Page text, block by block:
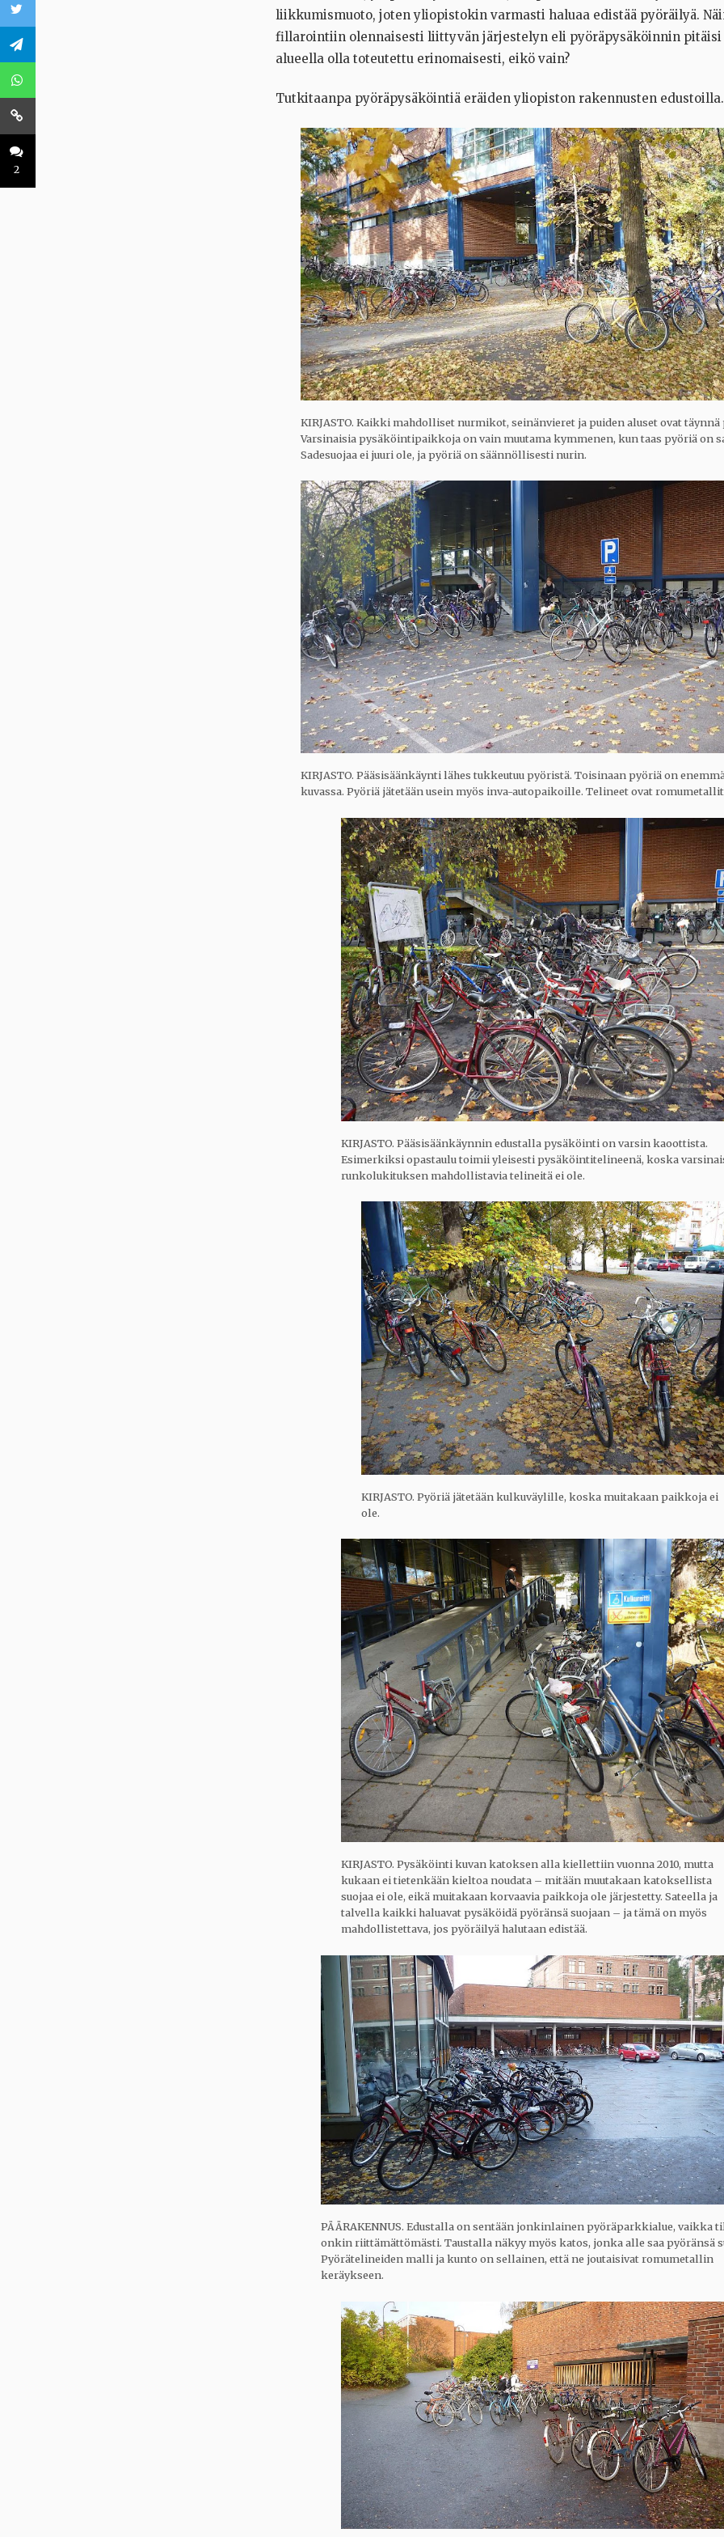
2
liikkumismuoto, joten yliopistokin varmasti haluaa edistää pyöräilyä.
fillarointiin olennaisesti liittyvän järjestelyn eli pyöräpysäköinnin
alueella olla toteutettu erinomaisesti, eikö vain?
Tutkitaanpa pyöräpysäköintiä eräiden yliopiston rakennusten edustoilla.
KIRJASTO. Kaikki mahdolliset nurmikot, seinänvieret ja puiden aluset ovat täynnä
Varsinaisia pysäköintipaikkoja on vain muutama kymmenen, kun taas pyöriä on
Sadesuojaa ei juuri ole, ja pyöriä on säännöllisesti nurin.
KIRJASTO. Pääsisäänkäynti lähes tukkeutuu pyöristä. Toisinaan pyöriä on
kuvassa. Pyöriä jätetään usein myös inva-autopaikoille. Telineet ovat
KIRJASTO. Pääsisäänkäynnin edustalla pysäköinti on varsin kaoottista.
Esimerkiksi opastaulu toimii yleisesti pysäköintitelineenä, koska
runkolukituksen mahdollistavia telineitä ei ole.
KIRJASTO. Pyöriä jätetään kulkuväylille, koska muitakaan paikkoja ei
ole.
KIRJASTO. Pysäköinti kuvan katoksen alla kiellettiin vuonna 2010, mutta
kukaan ei tietenkään kieltoa noudata – mitään muutakaan katoksellista
suojaa ei ole, eikä muitakaan korvaavia paikkoja ole järjestetty. Sateella ja
talvella kaikki haluavat pysäköidä pyöränsä suojaan – ja tämä on myös
mahdollistettava, jos pyöräilyä halutaan edistää.
PÄÄRAKENNUS. Edustalla on sentään jonkinlainen pyöräparkkialue, vaikka
onkin riittämättömästi. Taustalla näkyy myös katos, jonka alle saa pyöränsä
Pyörätelineiden malli ja kunto on sellainen, että ne joutaisivat romumetallin
keräykseen.